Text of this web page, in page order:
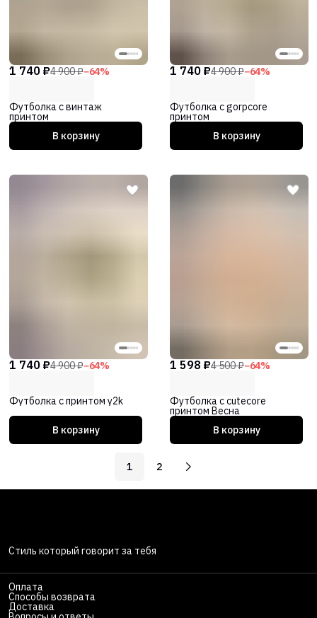
1 740 ₽4 900 ₽−64%
Футболка с винтаж
принтом
В корзину
1 740 ₽4 900 ₽−64%
Футболка с gorpcore
принтом
В корзину
1 740 ₽4 900 ₽−64%
Футболка с принтом y2k
В корзину
1 598 ₽4 500 ₽−64%
Футболка с cutecore
принтом Весна
В корзину
1 2
Стиль который говорит за тебя
Оплата
Способы возврата
Доставка